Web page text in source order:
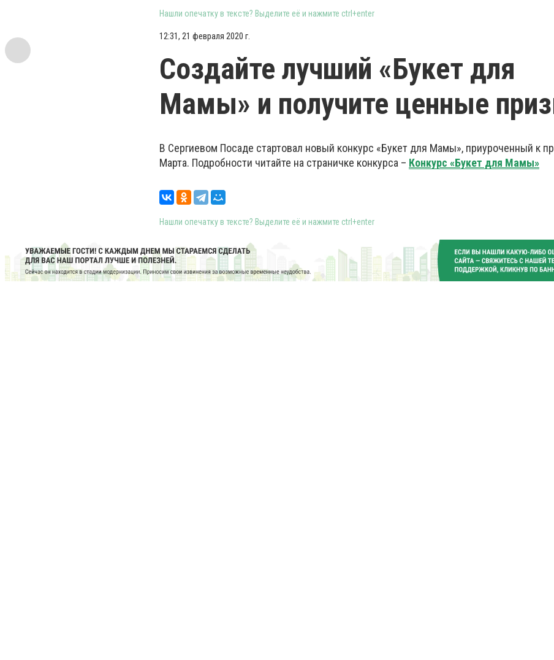
Нашли опечатку в тексте? Выделите её и нажмите ctrl+enter
12:31, 21 февраля 2020 г.
Создайте лучший «Букет для
Мамы» и получите ценные
В Сергиевом Посаде стартовал новый конкурс «Букет для Мамы», приуроченный к
Марта. Подробности читайте на страничке конкурса – Конкурс «Букет для Мамы»
Нашли опечатку в тексте? Выделите её и нажмите ctrl+enter